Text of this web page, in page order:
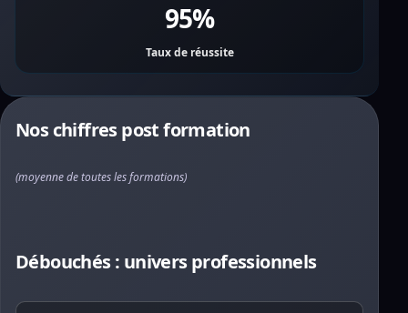
95%
Taux de réussite
Nos chiffres post formation
(moyenne de toutes les formations)
Débouchés : univers professionnels